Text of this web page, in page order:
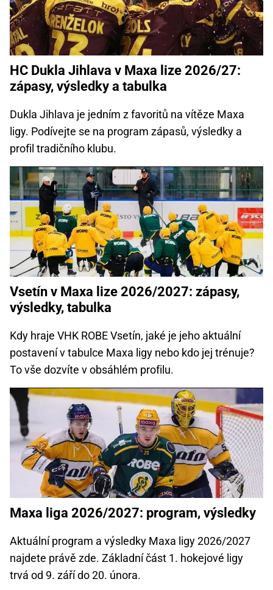
HC Dukla Jihlava v Maxa lize 2026/27:
zápasy, výsledky a tabulka
Dukla Jihlava je jedním z favoritů na vítěze Maxa
ligy. Podívejte se na program zápasů, výsledky a
profil tradičního klubu.
Vsetín v Maxa lize 2026/2027: zápasy,
výsledky, tabulka
Kdy hraje VHK ROBE Vsetín, jaké je jeho aktuální
postavení v tabulce Maxa ligy nebo kdo jej trénuje?
To vše dozvíte v obsáhlém profilu.
Maxa liga 2026/2027: program, výsledky
Aktuální program a výsledky Maxa ligy 2026/2027
najdete právě zde. Základní část 1. hokejové ligy
trvá od 9. září do 20. února.